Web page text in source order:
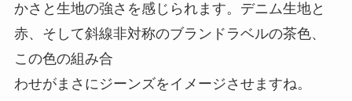
かさと生地の強さを感じられます。デニム生地と
赤、そして斜線非対称のブランドラベルの茶色、
この色の組み合
わせがまさにジーンズをイメージさせますね。